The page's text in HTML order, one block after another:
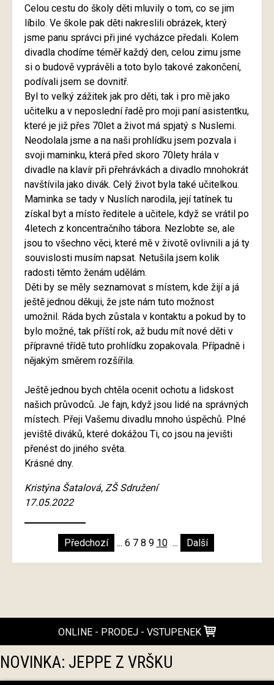
Celou cestu do školy děti mluvily o tom, co se jim
líbilo. Ve škole pak děti nakreslili obrázek, který
jsme panu správci při jiné vycházce předali. Kolem
divadla chodíme téměř každý den, celou zimu jsme
si o budově vyprávěli a toto bylo takové zakončení,
podívali jsem se dovnitř.
Byl to velký zážitek jak pro děti, tak i pro mě jako
učitelku a v neposlední řadě pro moji paní asistentku,
které je již přes 70let a život má spjatý s Nuslemi.
Neodolala jsme a na naši prohlídku jsem pozvala i
svoji maminku, která před skoro 70lety hrála v
divadle na klavír při přehrávkách a divadlo mnohokrát
navštívila jako divák. Celý život byla také učitelkou.
Maminka se tady v Nuslích narodila, její tatínek tu
získal byt a místo ředitele a učitele, když se vrátil po
4letech z koncentračního tábora. Nezlobte se, ale
jsou to všechno věci, které mě v životě ovlivnili a já ty
souvislosti musím napsat. Netušila jsem kolik
radosti těmto ženám udělám.
Děti by se měly seznamovat s místem, kde žijí a já
ještě jednou děkuji, že jste nám tuto možnost
umožnil. Ráda bych zůstala v kontaktu a pokud by to
bylo možné, tak příští rok, až budu mít nové děti v
přípravné třídě tuto prohlídku zopakovala. Případně i
nějakým směrem rozšířila.
Ještě jednou bych chtěla ocenit ochotu a lidskost
našich průvodců. Je fajn, když jsou lidé na správných
místech. Přeji Vašemu divadlu mnoho úspěchů. Plné
jeviště diváků, které dokážou Ti, co jsou na jevišti
přenést do jiného světa.
Krásné dny.
Kristýna Šatalová, ZŠ Sdružení
17.05.2022
Předchozí ... 6 7 8 9 10 ... Další
ONLINE - PRODEJ - VSTUPENEK
NOVINKA: JEPPE Z VRŠKU